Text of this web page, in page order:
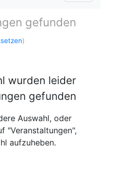
gefunden
)
wurden leider
gefunden
Auswahl, oder
"Veranstaltungen",
aufzuheben.